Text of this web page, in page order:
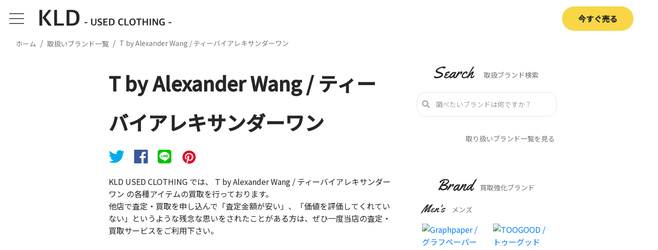
今すぐ売る
ホーム 取扱いブランド一覧 T by Alexander Wang / ティーバイアレキサンダーワン
T by Alexander Wang / ティー
バイアレキサンダーワン
KLD USED CLOTHING では、 T by Alexander Wang / ティーバイアレキサンダー
ワン の各種アイテムの買取を行っております。
他店で査定・買取を申し込んで「査定金額が安い」、「価値を評価してくれてい
ない」というような残念な思いをされたことがある方は、ぜひ一度当店の査定・
買取サービスをご利用下さい。
Search 取扱ブランド検索
取り扱いブランド一覧を見る
Brand 買取強化ブランド
Men's メンズ